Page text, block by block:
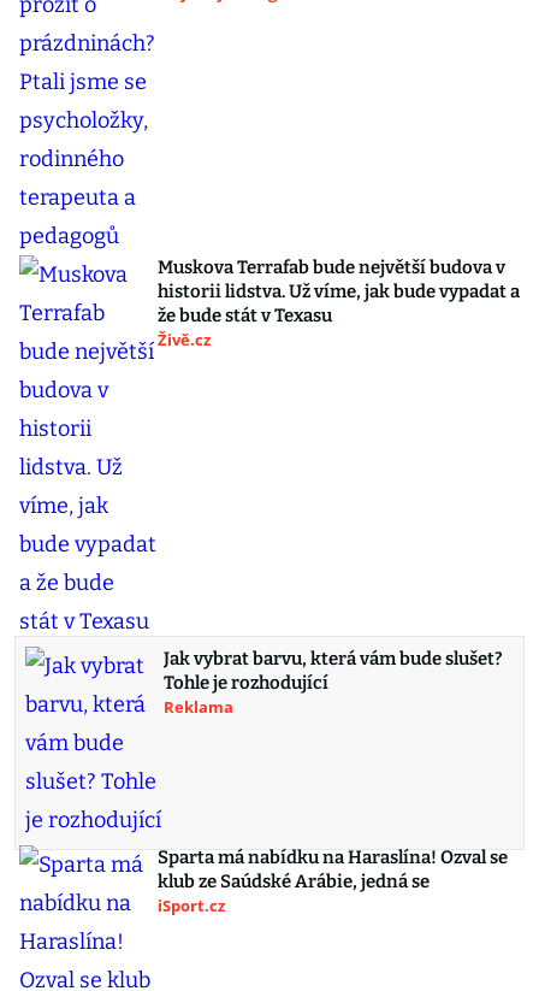
Muskova Terrafab bude největší budova v
historii lidstva. Už víme, jak bude vypadat a
že bude stát v Texasu
Živě.cz
Jak vybrat barvu, která vám bude slušet?
Tohle je rozhodující
Reklama
Sparta má nabídku na Haraslína! Ozval se
klub ze Saúdské Arábie, jedná se
iSport.cz